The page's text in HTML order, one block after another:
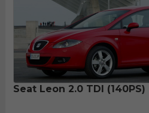
Seat Leon 2.0 TDI (140PS)